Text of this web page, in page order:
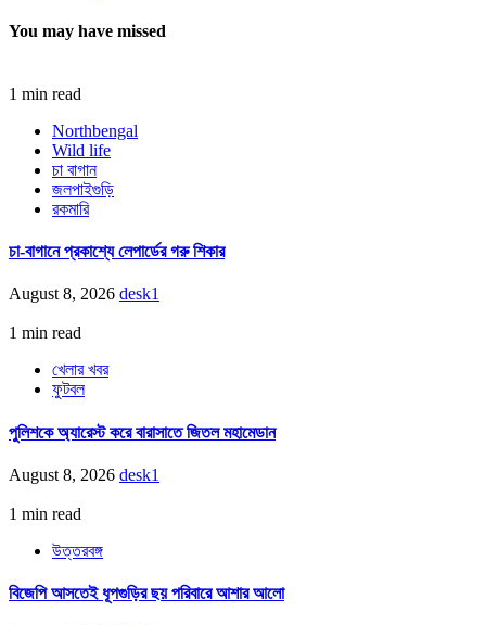
You may have missed
1 min read
Northbengal
Wild life
চা বাগান
জলপাইগুড়ি
রকমারি
চা-বাগানে প্রকাশ্যে লেপার্ডের গরু শিকার
August 8, 2026 desk1
1 min read
খেলার খবর
ফুটবল
পুলিশকে অ্যারেস্ট করে বারাসাতে জিতল মহামেডান
August 8, 2026 desk1
1 min read
উত্তরবঙ্গ
বিজেপি আসতেই ধূপগুড়ির ছয় পরিবারে আশার আলো